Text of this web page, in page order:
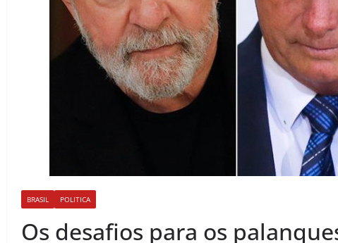
BRASIL POLITICA
Os desafios para os